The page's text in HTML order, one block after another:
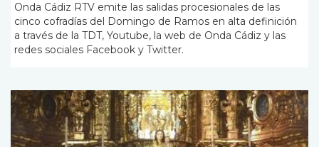
Onda Cádiz RTV emite las salidas procesionales de las
cinco cofradías del Domingo de Ramos en alta definición
a través de la TDT, Youtube, la web de Onda Cádiz y las
redes sociales Facebook y Twitter.